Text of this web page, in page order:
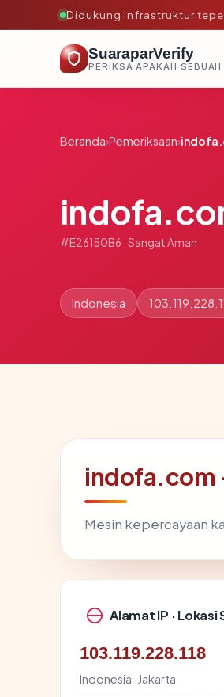
Didukung infrastruktur
SuaraparVerify
Beranda›Pemeriksaan›
#E26150B6 · Sangat Aman
Indonesia
indofa.com
Mesin kepercayaan
Alamat IP · Lokasi
103.119.228.118
Indonesia · Jakarta